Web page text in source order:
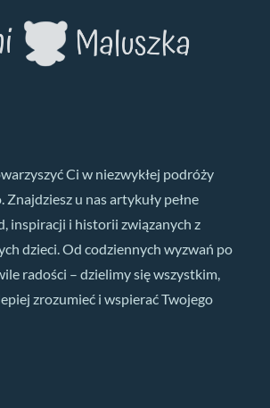
Ci w niezwykłej podróży
u nas artykuły pełne
inspiracji i historii związanych z
dzieci. Od codziennych wyzwań po
radości – dzielimy się wszystkim,
zrozumieć i wspierać Twojego